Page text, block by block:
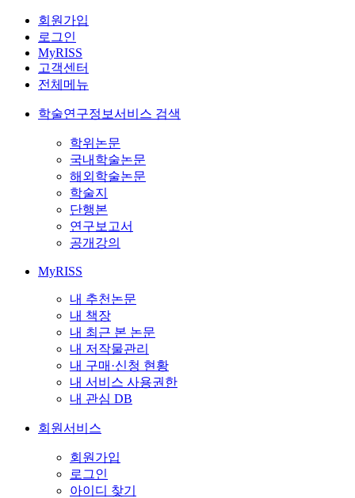
회원가입
로그인
MyRISS
고객센터
전체메뉴
학술연구정보서비스 검색
학위논문
국내학술논문
해외학술논문
학술지
단행본
연구보고서
공개강의
MyRISS
내 추천논문
내 책장
내 최근 본 논문
내 저작물관리
내 구매·신청 현황
내 서비스 사용권한
내 관심 DB
회원서비스
회원가입
로그인
아이디 찾기